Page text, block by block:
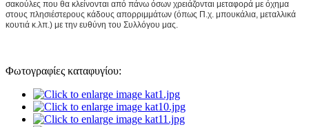
σακούλες που θα κλείνονται από πάνω όσων χρειάζονται μεταφορά με όχημα
στους πλησιέστερους κάδους απορριμμάτων (όπως Π.χ. μπουκάλια, μεταλλικά
κουτιά κ.λπ.) με την ευθύνη του Συλλόγου μας.
Φωτογραφίες καταφυγίου: